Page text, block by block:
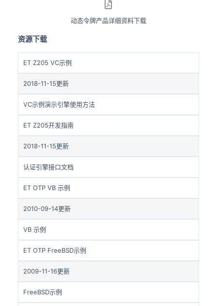
动态令牌产品详细资料下载
资源下载
ET Z205 VC示例
2018-11-15更新
VC示例演示引擎使用方法
ET Z205开发指南
2018-11-15更新
认证引擎接口文档
ET OTP VB 示例
2010-09-14更新
VB 示例
ET OTP FreeBSD示例
2009-11-16更新
FreeBSD示例